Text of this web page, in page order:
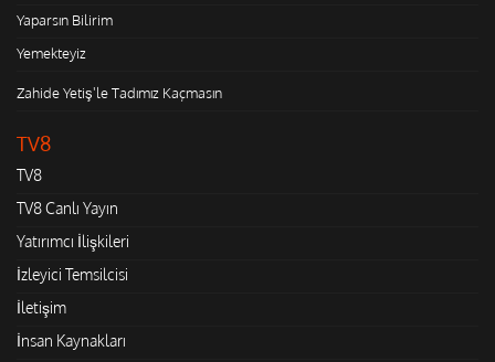
Yaparsın Bilirim
Yemekteyiz
Zahide Yetiş'le Tadımız Kaçmasın
TV8
TV8
TV8 Canlı Yayın
Yatırımcı İlişkileri
İzleyici Temsilcisi
İletişim
İnsan Kaynakları